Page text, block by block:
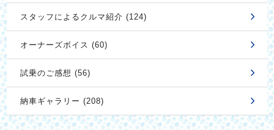
スタッフによるクルマ紹介 (124)
オーナーズボイス (60)
試乗のご感想 (56)
納車ギャラリー (208)